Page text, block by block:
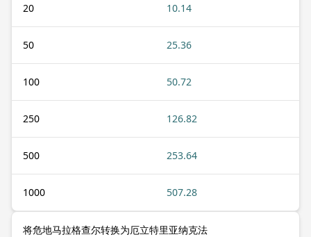
20 10.14
50 25.36
100 50.72
250 126.82
500 253.64
1000 507.28
将危地马拉格查尔转换为厄立特里亚纳克法